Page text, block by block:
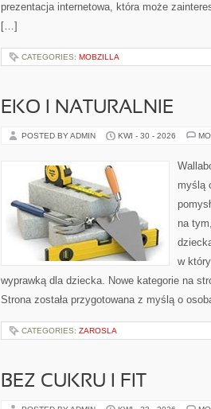
prezentacja internetowa, która może
[…]
CATEGORIES: MOBZILLA
EKO I NATURALNIE
POSTED BY ADMIN KWI - 30 - 2026
myślą
na
w
wyprawką dla dziecka. Nowe kategorie na
Strona została przygotowana z myślą o
CATEGORIES: ZAROSLA
BEZ CUKRU I FIT